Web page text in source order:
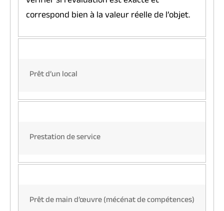
correspond bien à la valeur réelle de l’objet.
Prêt d’un local
Prestation de service
Prêt de main d’œuvre (mécénat de compétences)